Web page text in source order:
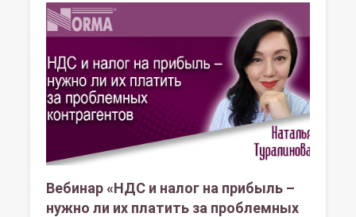
Вебинар «НДС и налог на прибыль –
нужно ли их платить за проблемных